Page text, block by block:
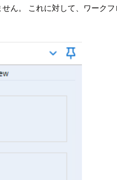
ん。 これに対して、ワーク